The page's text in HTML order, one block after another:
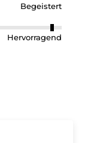
Begeistert
Hervorragend